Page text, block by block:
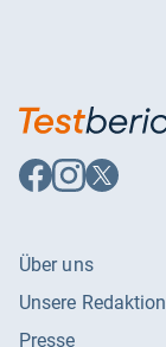
Auf
Facebook
Auf
Instagram
Auf
X
Über uns
Unsere Redaktion
Presse